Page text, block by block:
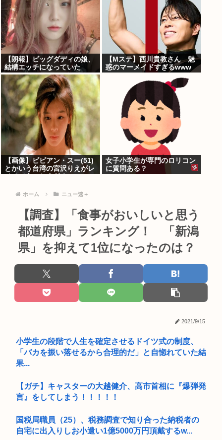
【朗報】ビッグダディの娘、
結構エッチになっていた
【Mステ】西川貴教さん 魅
惑のマーメイドすぎるwww
【画像】ビビアン・スー(51)
とかいう台湾の宮沢りえがレ
女子小学生が専門のロリコン
に質問ある？
ホーム ニュー速＋
【調査】「食事がおいしいと思う
都道府県」ランキング！ 「新潟
県」を抑えて1位になったのは？
2021/9/15
小学生の段階で人生を確定させるドイツ式の制度、
「バカを振い落せるから合理的だ」と自惚れていた結
果...
【ガチ】キャスターの大越健介、高市首相に『爆弾発
言』をしてしまう！！！！！
国税局職員（25）、税務調査で知り合った納税者の
自宅に出入りしお小遣い1億5000万円頂戴するw...